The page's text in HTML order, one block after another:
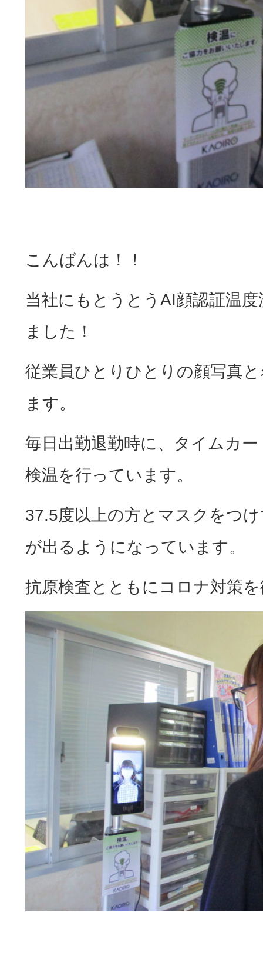
こんばんは！！
当社にもとうとうAI顔認証温
ました！
従業員ひとりひとりの顔写真
ます。
毎日出勤退勤時に、タイムカ
検温を行っています。
37.5度以上の方とマスクをつ
が出るようになっています。
抗原検査とともにコロナ対策